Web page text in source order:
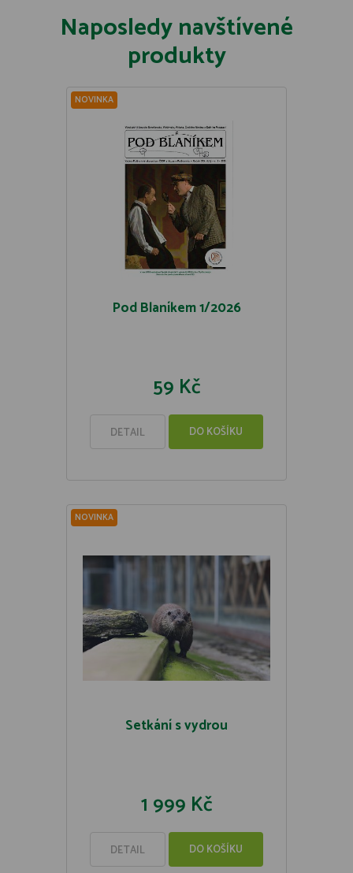
Naposledy navštívené
produkty
NOVINKA
Pod Blaníkem 1/2026
59 Kč
DETAIL DO KOŠÍKU
NOVINKA
Setkání s vydrou
1 999 Kč
DETAIL DO KOŠÍKU